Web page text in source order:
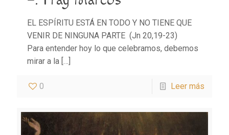
EL ESPÍRITU ESTÁ EN TODO Y NO TIENE QUE
VENIR DE NINGUNA PARTE (Jn 20,19-23)
Para entender hoy lo que celebramos, debemos
mirar a la […]
0 Leer más